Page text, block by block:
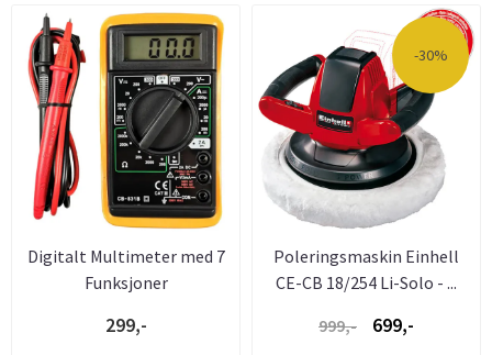
Digitalt Multimeter med 7
Funksjoner
299,-
-30%
Poleringsmaskin Einhell
CE-CB 18/254 Li-Solo - ...
999,-
699,-